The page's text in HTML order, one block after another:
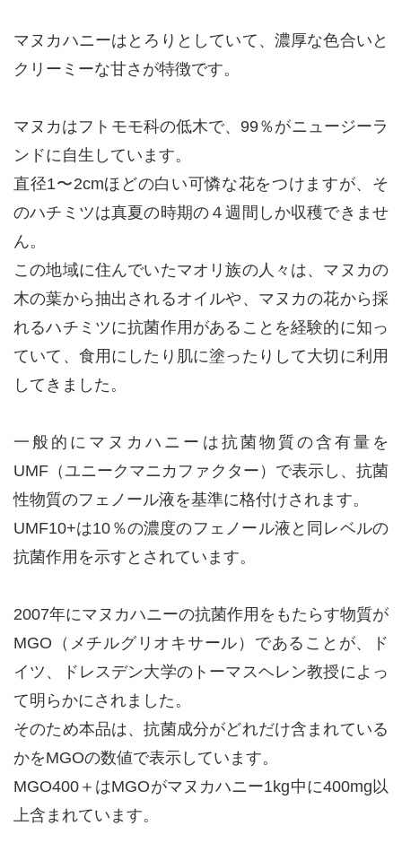
マヌカハニーはとろりとしていて、濃厚な色合いと
クリーミーな甘さが特徴です。
マヌカはフトモモ科の低木で、99％がニュージーラ
ンドに自生しています。
直径1〜2cmほどの白い可憐な花をつけますが、そ
のハチミツは真夏の時期の４週間しか収穫できませ
ん。
この地域に住んでいたマオリ族の人々は、マヌカの
木の葉から抽出されるオイルや、マヌカの花から採
れるハチミツに抗菌作用があることを経験的に知っ
ていて、食用にしたり肌に塗ったりして大切に利用
してきました。
一般的にマヌカハニーは抗菌物質の含有量を
UMF（ユニークマニカファクター）で表示し、抗菌
性物質のフェノール液を基準に格付けされます。
UMF10+は10％の濃度のフェノール液と同レベルの
抗菌作用を示すとされています。
2007年にマヌカハニーの抗菌作用をもたらす物質が
MGO（メチルグリオキサール）であることが、ド
イツ、ドレスデン大学のトーマスヘレン教授によっ
て明らかにされました。
そのため本品は、抗菌成分がどれだけ含まれている
かをMGOの数値で表示しています。
MGO400＋はMGOがマヌカハニー1kg中に400mg以
上含まれています。